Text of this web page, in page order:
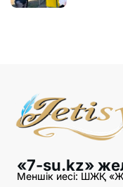
«7-su.kz»
Меншік иесі: ШЖҚ